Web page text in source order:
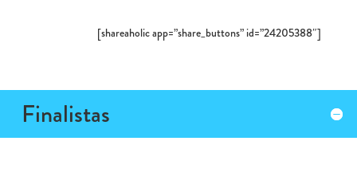
[shareaholic app=”share_buttons” id=”24205388″]
Finalistas